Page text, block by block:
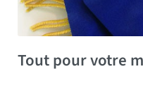
Tout pour votre